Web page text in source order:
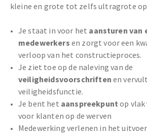
kleine en grote tot zelfs ultragrote
Je staat in voor het aansturen van
medewerkers en zorgt voor een
verloop van het constructieproces.
Je ziet toe op de naleving van de
veiligheidsvoorschriften en
veiligheidsfunctie.
Je bent het aanspreekpuntop vlak
voor klanten op de werven
Medewerking verlenen in het